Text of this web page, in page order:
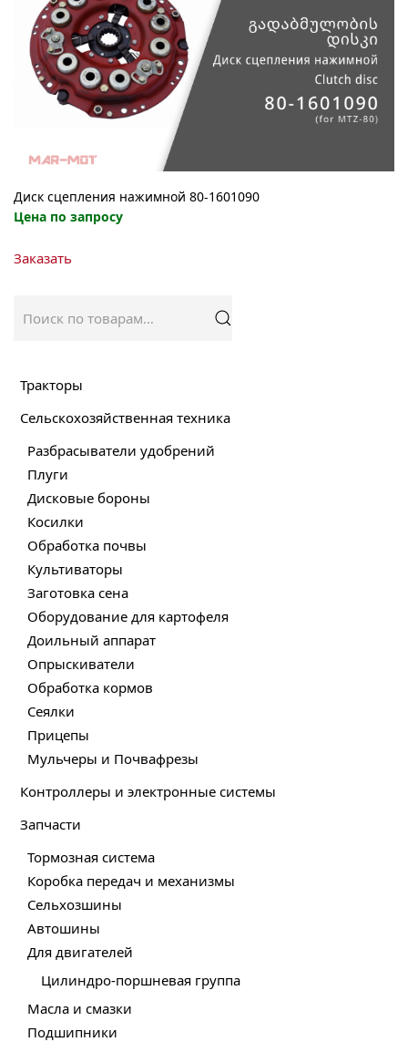
Диск сцепления нажимной 80-1601090
Цена по запросу
Заказать
Тракторы
Сельскохозяйственная техника
Разбрасыватели удобрений
Плуги
Дисковые бороны
Косилки
Обработка почвы
Культиваторы
Заготовка сена
Оборудование для картофеля
Доильный аппарат
Опрыскиватели
Обработка кормов
Сеялки
Прицепы
Мульчеры и Почвафрезы
Контроллеры и электронные системы
Запчасти
Тормозная система
Коробка передач и механизмы
Сельхозшины
Автошины
Для двигателей
Цилиндро-поршневая группа
Масла и смазки
Подшипники